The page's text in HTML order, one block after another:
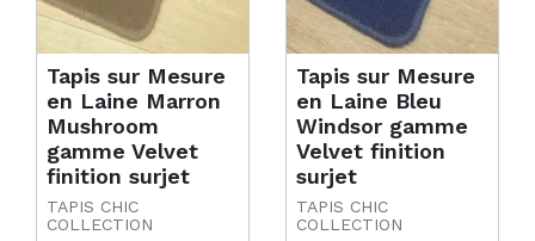
Tapis sur Mesure
en Laine Marron
Mushroom
gamme Velvet
finition surjet
TAPIS CHIC
COLLECTION
Tapis sur Mesure
en Laine Bleu
Windsor gamme
Velvet finition
surjet
TAPIS CHIC
COLLECTION